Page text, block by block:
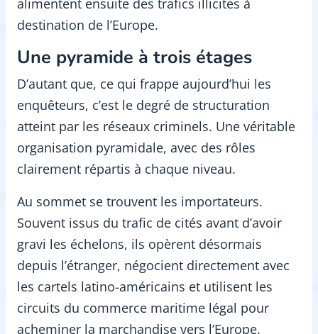
destination de l’Europe.
Une pyramide à trois étages
D’autant que, ce qui frappe aujourd’hui les
enquêteurs, c’est le degré de structuration
atteint par les réseaux criminels. Une véritable
organisation pyramidale, avec des rôles
clairement répartis à chaque niveau.
Au sommet se trouvent les importateurs.
Souvent issus du trafic de cités avant d’avoir
gravi les échelons, ils opèrent désormais
depuis l’étranger, négocient directement avec
les cartels latino-américains et utilisent les
circuits du commerce maritime légal pour
acheminer la marchandise vers l’Europe.